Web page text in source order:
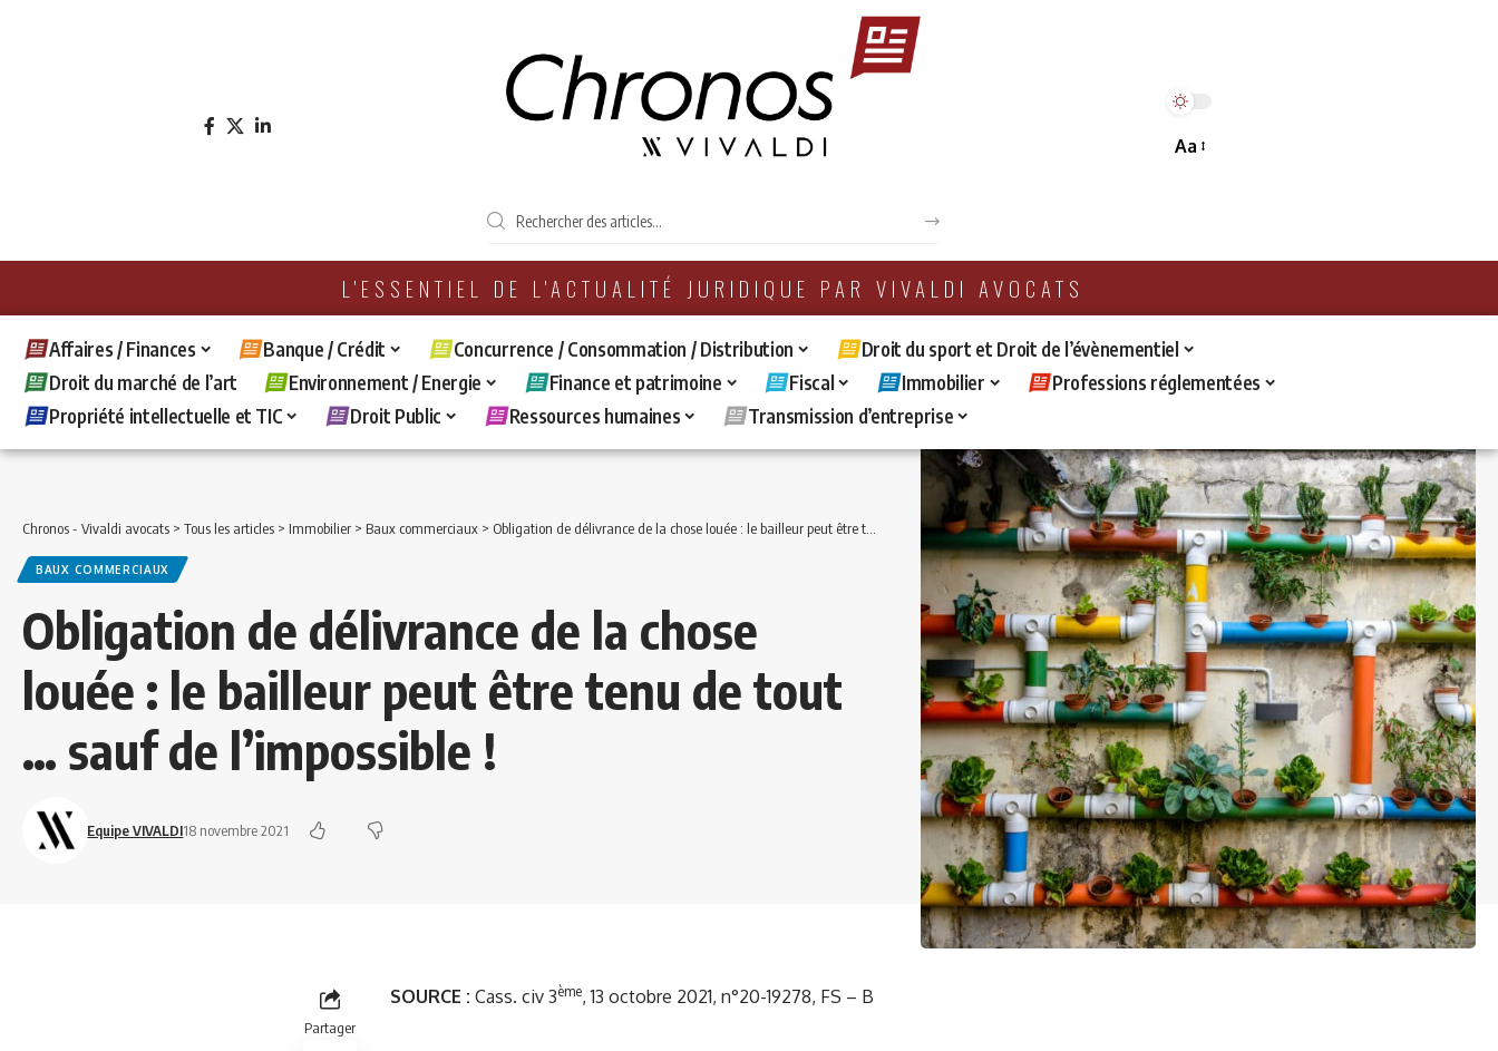
Aa
L'ESSENTIEL DE L'ACTUALITÉ JURIDIQUE PAR VIVALDI AVOCATS
Affaires / Finances Banque / Crédit Concurrence / Consommation / Distribution
Droit du sport et Droit de l’évènementiel
Droit du marché de l’art
Environnement / Energie Finance et patrimoine Fiscal Immobilier
Professions réglementées
Propriété intellectuelle et TIC
Droit Public Ressources humaines Transmission d’entreprise
Chronos - Vivaldi avocats > Tous les articles > Immobilier > Baux commerciaux > Obligation de délivrance de la chose louée : le bailleur peut être tenu de tout … sauf de l’impossible !
BAUX COMMERCIAUX
Obligation de délivrance de la chose
louée : le bailleur peut être tenu de tout
… sauf de l’impossible !
Equipe VIVALDI18 novembre 2021
Partager
SOURCE : Cass. civ 3ème, 13 octobre 2021, n°20-19278, FS – B